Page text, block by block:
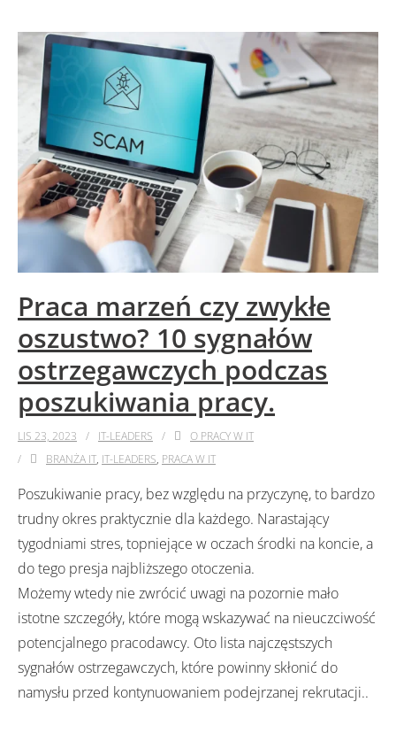
Praca marzeń czy zwykłe
oszustwo? 10 sygnałów
ostrzegawczych podczas
poszukiwania pracy.
LIS 23, 2023 IT-LEADERS
O PRACY W IT
BRANŻA IT, IT-LEADERS, PRACA W IT
Poszukiwanie pracy, bez względu na przyczynę, to bardzo
trudny okres praktycznie dla każdego. Narastający
tygodniami stres, topniejące w oczach środki na koncie, a
do tego presja najbliższego otoczenia.
Możemy wtedy nie zwrócić uwagi na pozornie mało
istotne szczegóły, które mogą wskazywać na nieuczciwość
potencjalnego pracodawcy. Oto lista najczęstszych
sygnałów ostrzegawczych, które powinny skłonić do
namysłu przed kontynuowaniem podejrzanej rekrutacji..